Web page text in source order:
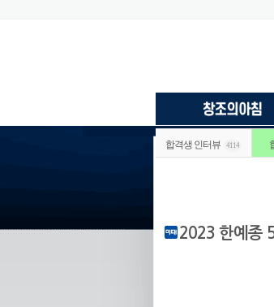
합격생 인터뷰 4114
2023 한예종